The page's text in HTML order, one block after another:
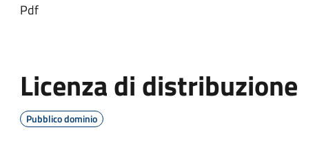
Pdf
Licenza di distribuzione
Pubblico dominio